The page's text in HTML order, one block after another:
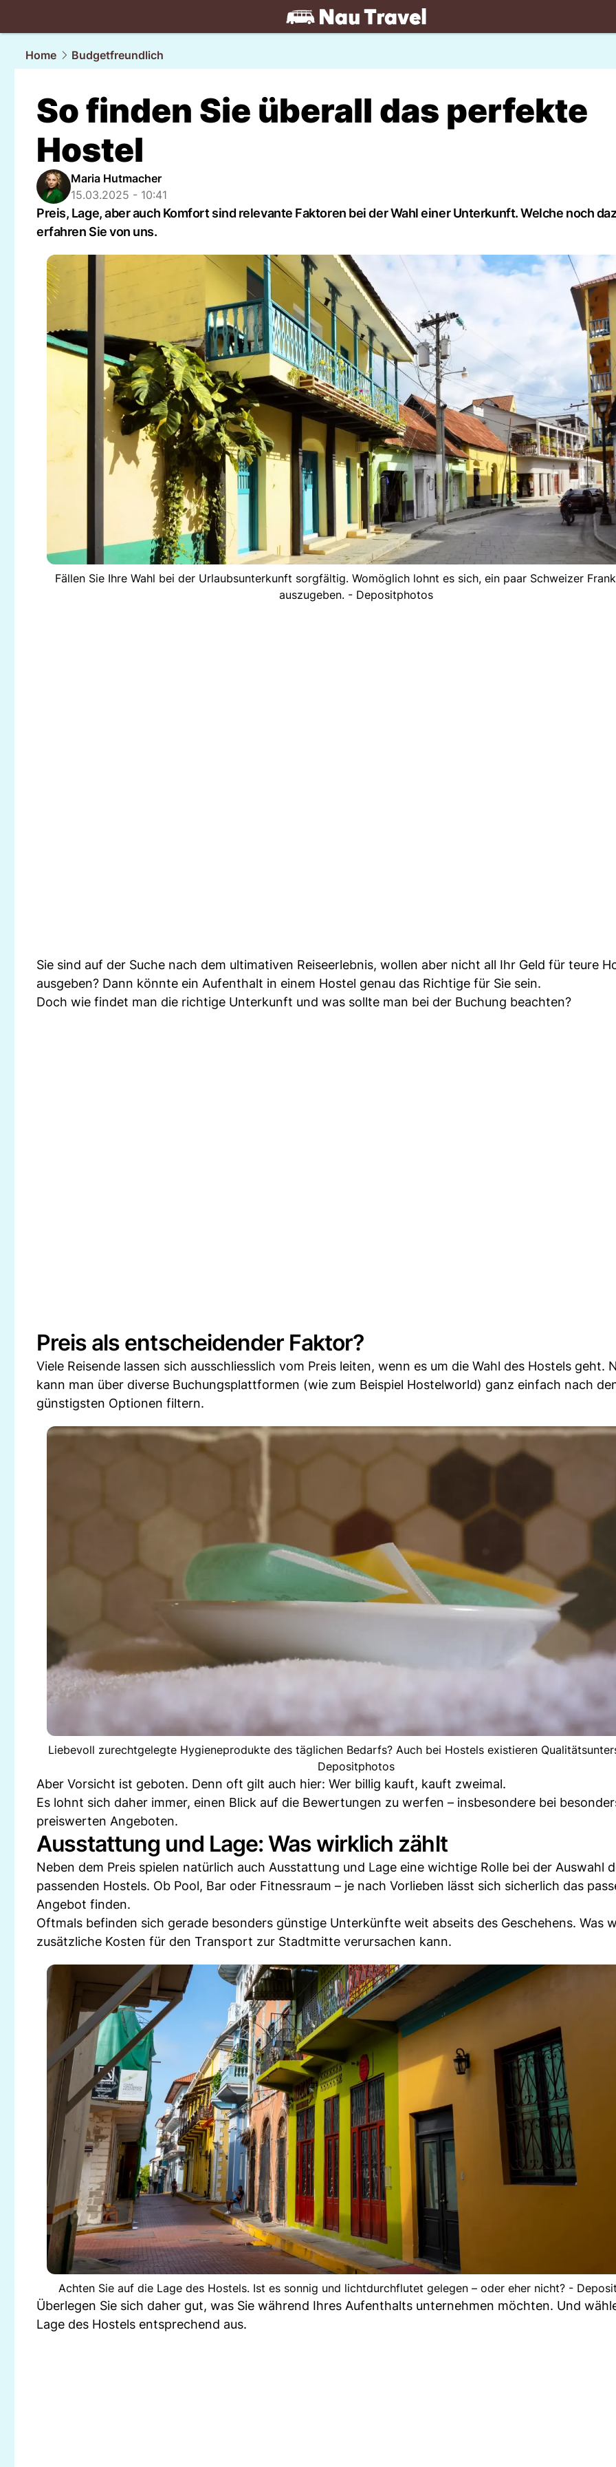
travel.NAU.ch
Home
Budgetfreundlich
So finden Sie überall das perfekte
Hostel
Maria Hutmacher
15.03.2025 - 10:41
Preis, Lage, aber auch Komfort sind relevante Faktoren bei der Wahl einer Unterkunft. Welche noch
erfahren Sie von uns.
Fällen Sie Ihre Wahl bei der Urlaubsunterkunft sorgfältig. Womöglich lohnt es sich, ein paar Schweizer
auszugeben. - Depositphotos
Sie sind auf der Suche nach dem ultimativen Reiseerlebnis, wollen aber nicht all Ihr Geld für teure
ausgeben? Dann könnte ein Aufenthalt in einem Hostel genau das Richtige für Sie sein.
Doch wie findet man die richtige Unterkunft und was sollte man bei der Buchung beachten?
Preis als entscheidender Faktor?
Viele Reisende lassen sich ausschliesslich vom Preis leiten, wenn es um die Wahl des Hostels geht.
kann man über diverse Buchungsplattformen (wie zum Beispiel Hostelworld) ganz einfach nach
günstigsten Optionen filtern.
Liebevoll zurechtgelegte Hygieneprodukte des täglichen Bedarfs? Auch bei Hostels existieren
Depositphotos
Aber Vorsicht ist geboten. Denn oft gilt auch hier: Wer billig kauft, kauft zweimal.
Es lohnt sich daher immer, einen Blick auf die Bewertungen zu werfen – insbesondere bei
preiswerten Angeboten.
Ausstattung und Lage: Was wirklich zählt
Neben dem Preis spielen natürlich auch Ausstattung und Lage eine wichtige Rolle bei der Auswahl
passenden Hostels. Ob Pool, Bar oder Fitnessraum – je nach Vorlieben lässt sich sicherlich das
Angebot finden.
Oftmals befinden sich gerade besonders günstige Unterkünfte weit abseits des Geschehens. Was
zusätzliche Kosten für den Transport zur Stadtmitte verursachen kann.
Achten Sie auf die Lage des Hostels. Ist es sonnig und lichtdurchflutet gelegen – oder eher nicht? -
Überlegen Sie sich daher gut, was Sie während Ihres Aufenthalts unternehmen möchten. Und
Lage des Hostels entsprechend aus.